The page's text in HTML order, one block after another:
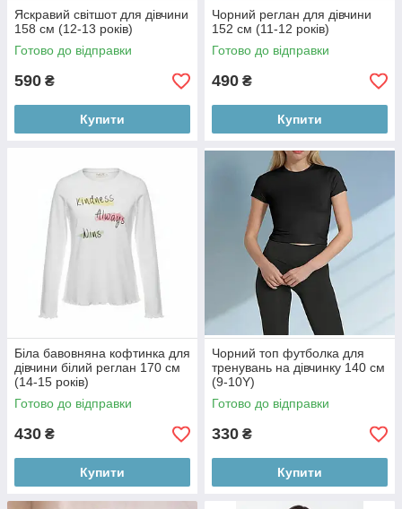
Яскравий світшот для дівчини
158 см (12-13 років)
Готово до відправки
590 ₴
Купити
Чорний реглан для дівчини
152 см (11-12 років)
Готово до відправки
490 ₴
Купити
Біла бавовняна кофтинка для
дівчини білий реглан 170 см
(14-15 років)
Готово до відправки
430 ₴
Купити
Чорний топ футболка для
тренувань на дівчинку 140 см
(9-10Y)
Готово до відправки
330 ₴
Купити